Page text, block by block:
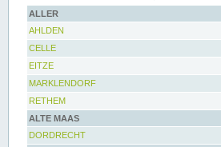
ALLER
AHLDEN
CELLE
EITZE
MARKLENDORF
RETHEM
ALTE MAAS
DORDRECHT